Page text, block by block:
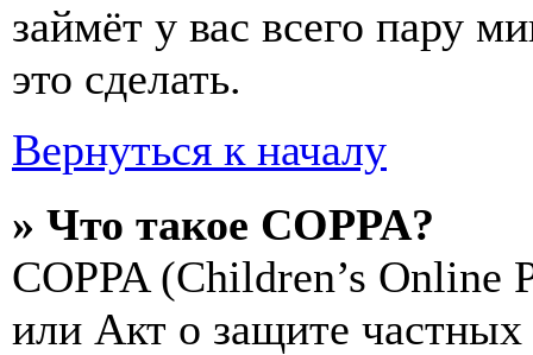
займёт у вас всего пару
это сделать.
Вернуться к началу
» Что такое COPPA?
COPPA (Children’s
или Акт о защите частных